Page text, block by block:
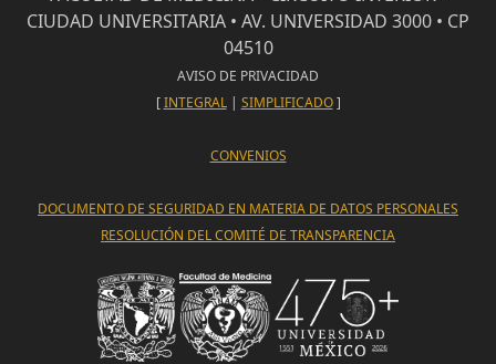
CIUDAD UNIVERSITARIA • AV. UNIVERSIDAD 3000 • CP
04510
AVISO DE PRIVACIDAD
[INTEGRAL| SIMPLIFICADO]
CONVENIOS
DOCUMENTO DE SEGURIDAD EN MATERIA DE DATOS PERSONALES
RESOLUCIÓN DEL COMITÉ DE TRANSPARENCIA